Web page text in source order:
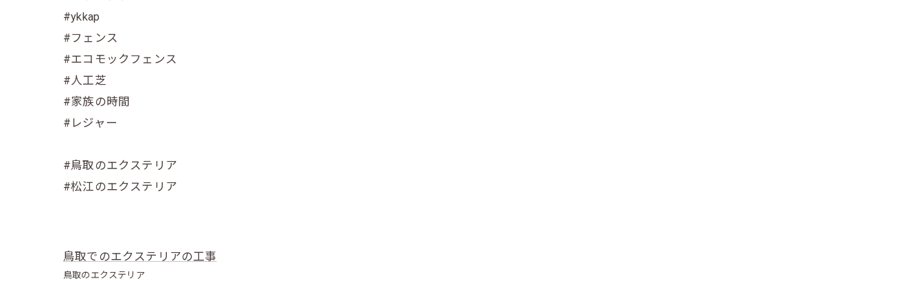
#ykkap
#フェンス
#エコモックフェンス
#人工芝
#家族の時間
#レジャー
#鳥取のエクステリア
#松江のエクステリア
鳥取でのエクステリアの工事
鳥取のエクステリア